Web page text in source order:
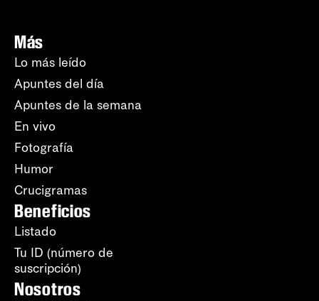
Más
Lo más leído
Apuntes del día
Apuntes de la semana
En vivo
Fotografía
Humor
Crucigramas
Beneficios
Listado
Tu ID (número de
suscripción)
Nosotros